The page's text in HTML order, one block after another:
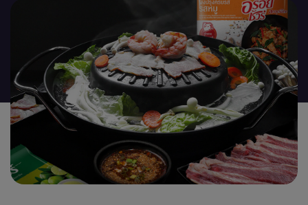
คะแนน
สำหรับ
recipe
นี้